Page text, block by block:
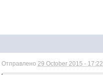
Отправлено29 October 2015 - 17:22